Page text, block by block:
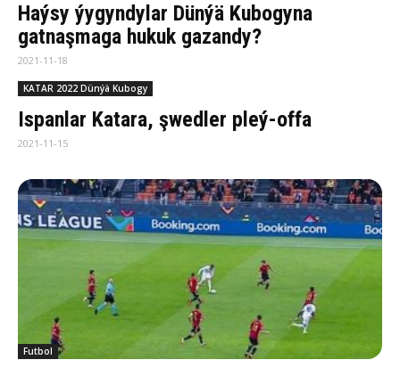
Haýsy ýygyndylar Dünýä Kubogyna
gatnaşmaga hukuk gazandy?
2021-11-18
KATAR 2022 Dünýä Kubogy
Ispanlar Katara, şwedler pleý-offa
2021-11-15
Futbol